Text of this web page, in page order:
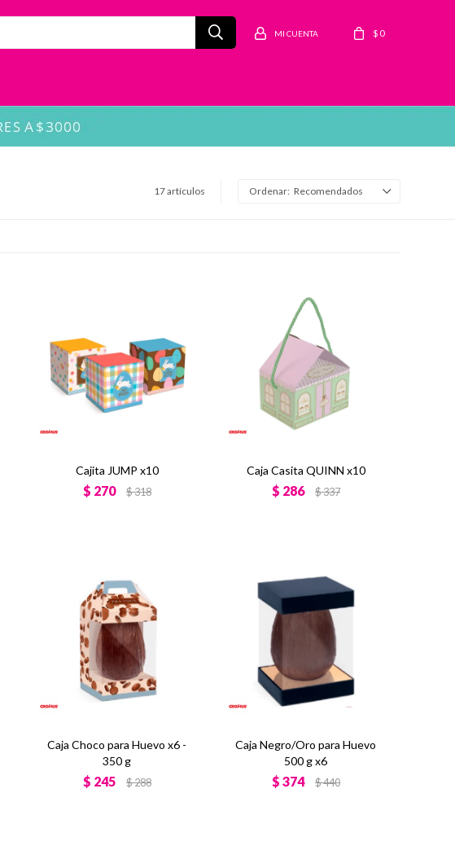
$ 0
17 artículos Recomendados
Cajita JUMP x10
$ 270 $318
Caja Casita QUINN x10
$ 286 $337
Caja Choco para Huevo x6 -
350 g
$ 245 $288
Caja Negro/Oro para Huevo
500 g x6
$ 374 $440